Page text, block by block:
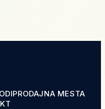
PRODAJNA MESTA